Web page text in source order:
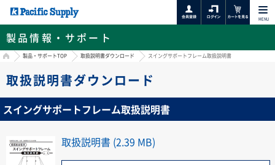
MENU
製品情報・サポート
HOME製品・サポートTOP 取扱説明書ダウンロード スイングサポートフレーム取扱説明書
取扱説明書ダウンロード
スイングサポートフレーム取扱説明書
取扱説明書 (2.39 MB)